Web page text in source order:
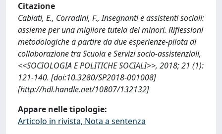
Citazione
Cabiati, E., Corradini, F., Insegnanti e assistenti sociali:
assieme per una migliore tutela dei minori. Riflessioni
metodologiche a partire da due esperienze-pilota di
collaborazione tra Scuola e Servizi socio-assistenziali,
<<SOCIOLOGIA E POLITICHE SOCIALI>>, 2018; 21 (1):
121-140. [doi:10.3280/SP2018-001008]
[http://hdl.handle.net/10807/132132]
Appare nelle tipologie:
Articolo in rivista, Nota a sentenza